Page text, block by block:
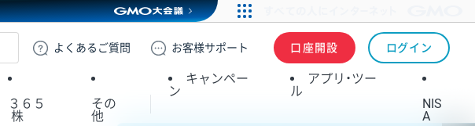
GMOクリック証券
よくある ご質問 お客様サポート 口座開設 ログイン
３６５
株
その
他
キャンペー
ン
アプリ・ツー
ル
NIS
A